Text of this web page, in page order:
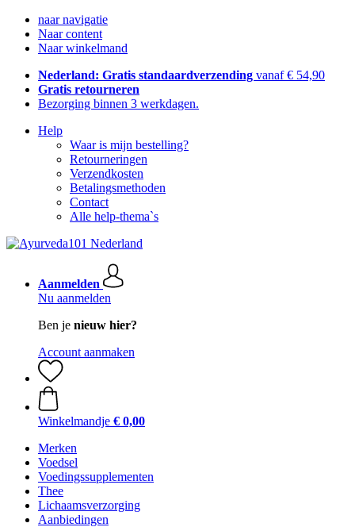
naar navigatie
Naar content
Naar winkelmand
Nederland: Gratis standaardverzending vanaf € 54,90
Gratis retourneren
Bezorging binnen 3 werkdagen.
Help
Waar is mijn bestelling?
Retourneringen
Verzendkosten
Betalingsmethoden
Contact
Alle help-thema`s
Aanmelden
Nu aanmelden
Ben je nieuw hier?
Account aanmaken
Winkelmandje € 0,00
Merken
Voedsel
Voedingssupplementen
Thee
Lichaamsverzorging
Aanbiedingen